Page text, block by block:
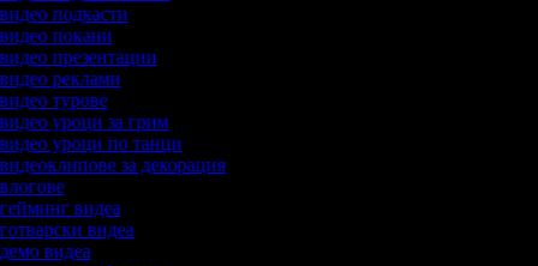
подкасти
покани
презентации
реклами
турове
видео уроци за грим
видео уроци по танци
за декорация
видеа
видеа
видеа